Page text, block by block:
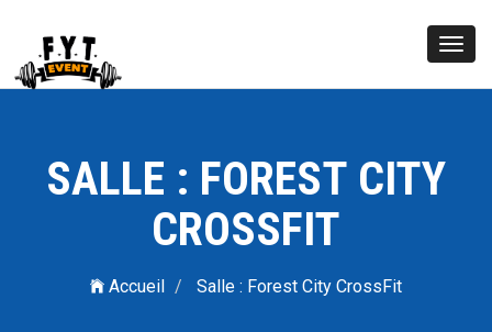
SALLE : FOREST CITY
CROSSFIT
Accueil Salle : Forest City CrossFit